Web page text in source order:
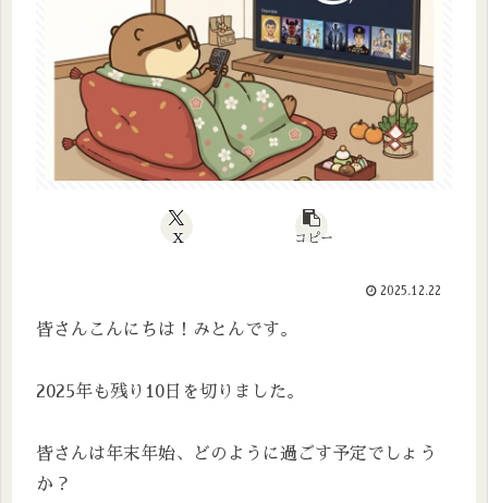
X コピー
2025.12.22
皆さんこんにちは！みとんです。
2025年も残り10日を切りました。
皆さんは年末年始、どのように過ごす予定でしょう
か？